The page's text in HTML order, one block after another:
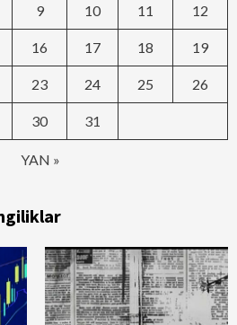
YAN »
9 10 11 12
16 17 18 19
23 24 25 26
30 31